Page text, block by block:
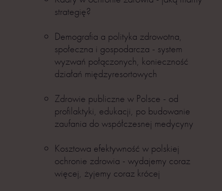
strategię?
Demografia a polityka zdrowotna,
społeczna i gospodarcza - system
wyzwań połączonych, konieczność
działań międzyresortowych
Zdrowie publiczne w Polsce - od
profilaktyki, edukacji, po budowanie
zaufania do współczesnej medycyny
Kosztowa efektywność w polskiej
ochronie zdrowia - wydajemy coraz
więcej, żyjemy coraz krócej